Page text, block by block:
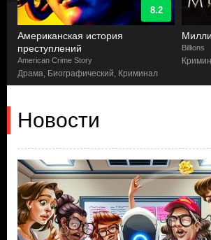
8.2
Американская история
преступлений
American Crime Story
Драма, Биографический, Криминал
Billions
Новости